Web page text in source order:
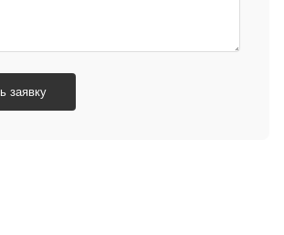
заявку